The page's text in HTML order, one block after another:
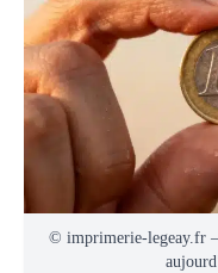
© imprimerie-legeay.fr –